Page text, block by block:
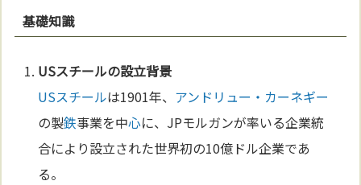
基礎知識
USスチールの設立背景
USスチールは1901年、 アンドリュー・カーネギー
の製鉄事業を中心に、JPモルガンが率いる企業統
合により設立された世界初の10億ドル企業であ
る。